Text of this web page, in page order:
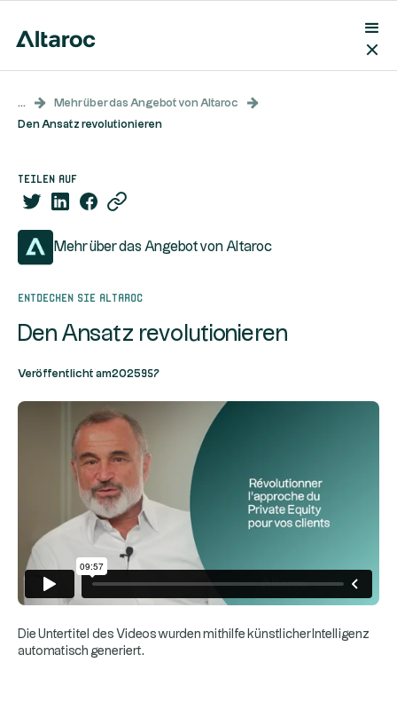
...
Mehr über das Angebot von Altaroc
Den Ansatz revolutionieren
teilen auf
Mehr über das Angebot von Altaroc
Entdecken Sie Altaroc
Den Ansatz revolutionieren
Veröffentlicht am2025957
Die Untertitel des Videos wurden mithilfe künstlicher Intelligenz
automatisch generiert.